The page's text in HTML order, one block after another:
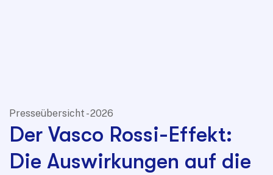
Presseübersicht - 2026
Der Vasco Rossi-Effekt:
Die Auswirkungen auf die